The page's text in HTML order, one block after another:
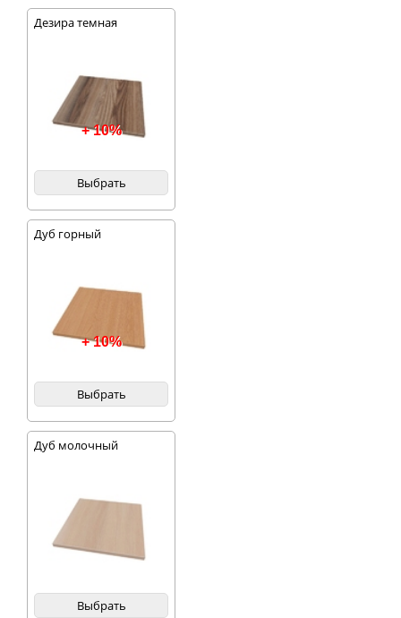
Дезира темная
+ 10%
Выбрать
Дуб горный
+ 10%
Выбрать
Дуб молочный
Выбрать